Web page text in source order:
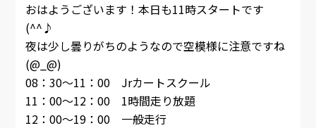
おはようございます！本日も11時スタートです
(^^♪
夜は少し曇りがちのようなので空模様に注意ですね
(@_@)
08：30～11：00 Jrカートスクール
11：00～12：00 1時間走り放題
12：00～19：00 一般走行